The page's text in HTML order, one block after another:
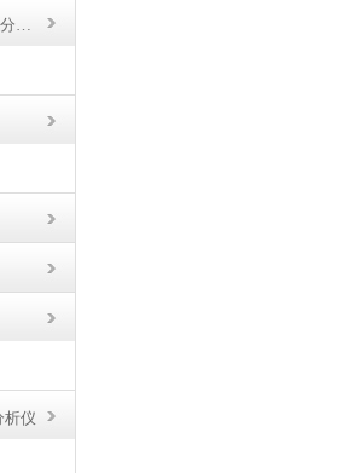
移液器|移液枪|吸头|瓶口分液器
析仪